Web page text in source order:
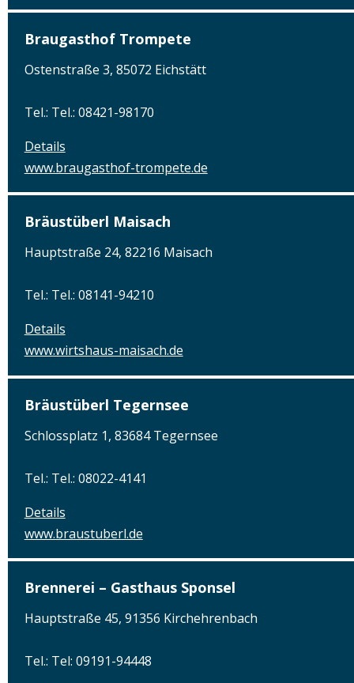
Braugasthof Trompete
Ostenstraße 3, 85072 Eichstätt
Tel.: Tel.: 08421-98170
Details
www.braugasthof-trompete.de
Bräustüberl Maisach
Hauptstraße 24, 82216 Maisach
Tel.: Tel.: 08141-94210
Details
www.wirtshaus-maisach.de
Bräustüberl Tegernsee
Schlossplatz 1, 83684 Tegernsee
Tel.: Tel.: 08022-4141
Details
www.braustuberl.de
Brennerei – Gasthaus Sponsel
Hauptstraße 45, 91356 Kirchehrenbach
Tel.: Tel: 09191-94448